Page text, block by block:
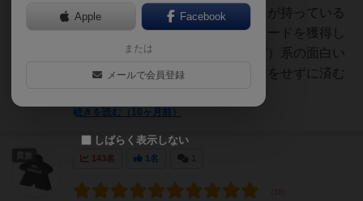
介します！ベットオン！は、各自が持っている
１～９のチップを使って、得点カードを獲得し
ていくギャンブル（バッティング）系の面白い
ボードゲームです！他の人と競りをせずに済む
続きを読む（10ヶ月前）
143名 1名
Apple Facebook
または
メールで会員登録
しばらく表示しない